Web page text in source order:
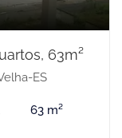
63m²
ES
63 m²